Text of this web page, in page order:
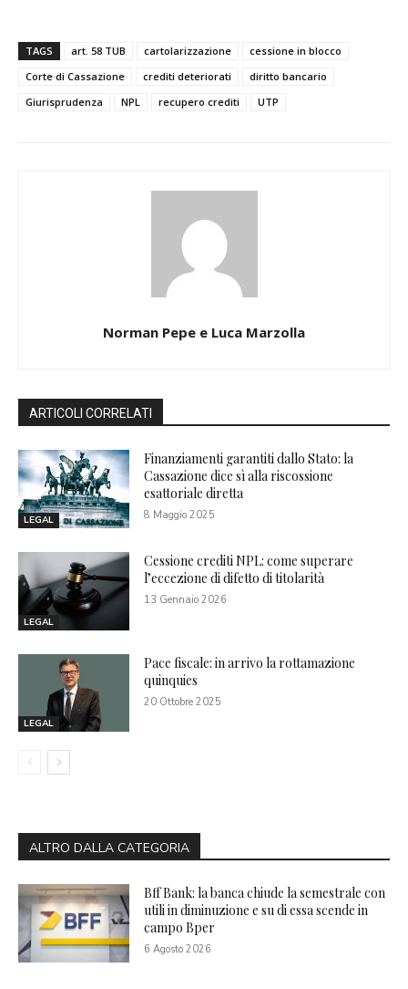
TAGS art. 58 TUB cartolarizzazione
cessione in blocco
Corte di Cassazione
crediti deteriorati
diritto bancario
Giurisprudenza
NPL recupero crediti UTP
Norman Pepe e Luca Marzolla
ARTICOLI CORRELATI
LEGAL
Finanziamenti garantiti dallo Stato: la
Cassazione dice sì alla riscossione
esattoriale diretta
8 Maggio 2025
LEGAL
Cessione crediti NPL: come superare
l’eccezione di difetto di titolarità
13 Gennaio 2026
LEGAL
Pace fiscale: in arrivo la rottamazione
quinquies
20 Ottobre 2025
ALTRO DALLA CATEGORIA
Bff Bank: la banca chiude la semestrale con
utili in diminuzione e su di essa scende in
campo Bper
6 Agosto 2026